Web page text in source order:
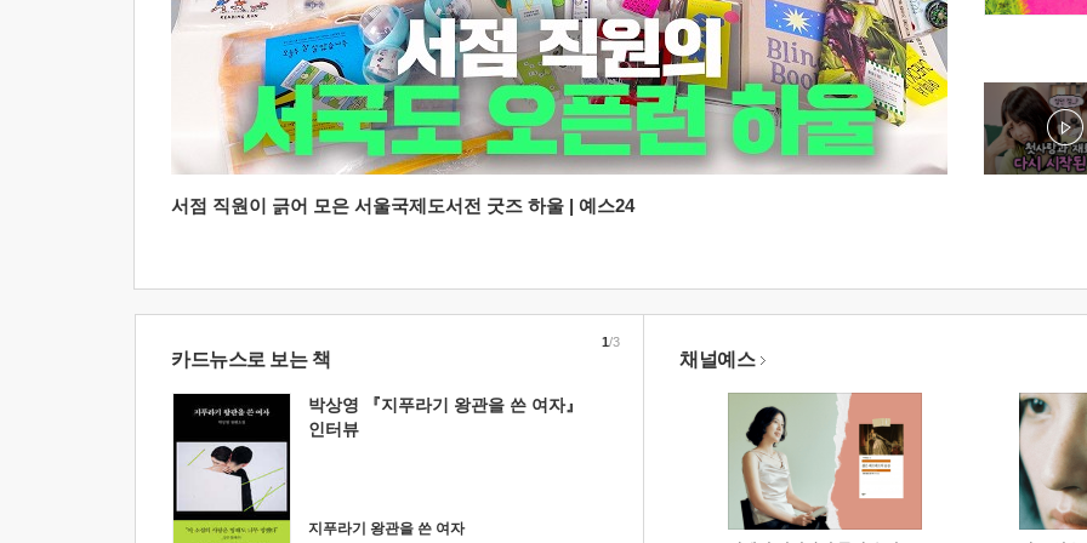
서점 직원이 긁어 모은 서울국제도서전 굿즈 하울 | 예스24
카드뉴스로 보는 책
박상영 『지푸라기 왕관을 쓴 여자』
인터뷰
지푸라기 왕관을 쓴 여자
1/3
채널예스